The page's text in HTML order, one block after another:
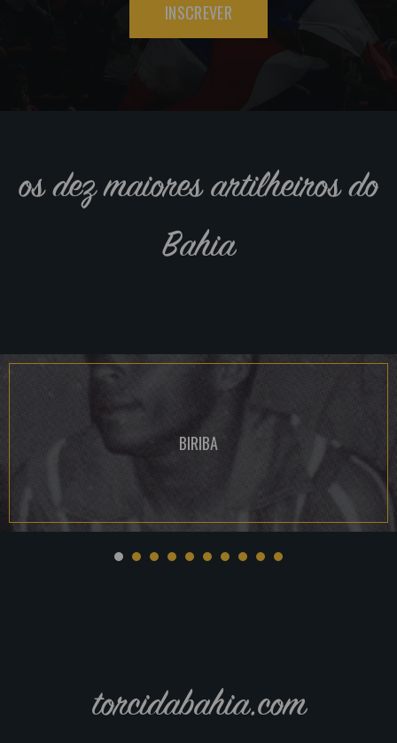
INSCREVER
os dez maiores artilheiros do
Bahia
BIRIBA
torcidabahia.com